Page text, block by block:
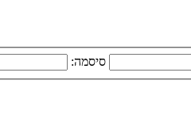
סיסמה: